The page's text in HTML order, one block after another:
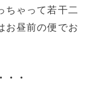
ちゃって若干二
お昼前の便でお
・・